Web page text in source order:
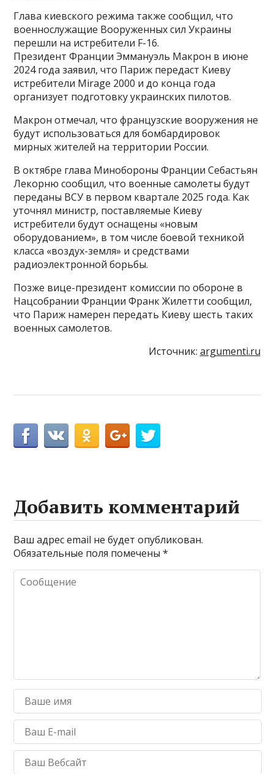
Глава киевского режима также сообщил, что
военнослужащие Вооруженных сил Украины
перешли на истребители F-16.
Президент Франции Эммануэль Макрон в июне
2024 года заявил, что Париж передаст Киеву
истребители Mirage 2000 и до конца года
организует подготовку украинских пилотов.
Макрон отмечал, что французские вооружения не
будут использоваться для бомбардировок
мирных жителей на территории России.
В октябре глава Минобороны Франции Себастьян
Лекорню сообщил, что военные самолеты будут
переданы ВСУ в первом квартале 2025 года. Как
уточнял министр, поставляемые Киеву
истребители будут оснащены «новым
оборудованием», в том числе боевой техникой
класса «воздух-земля» и средствами
радиоэлектронной борьбы.
Позже вице-президент комиссии по обороне в
Нацсобрании Франции Франк Жилетти сообщил,
что Париж намерен передать Киеву шесть таких
военных самолетов.
Источник: argumenti.ru
Добавить комментарий
Ваш адрес email не будет опубликован.
Обязательные поля помечены*